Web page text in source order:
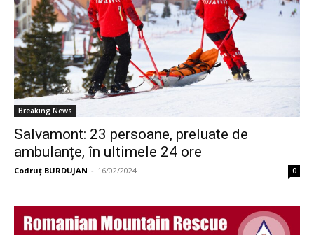
Breaking News
Salvamont: 23 persoane, preluate de
ambulanțe, în ultimele 24 ore
Codruț BURDUJAN - 16/02/2024 0